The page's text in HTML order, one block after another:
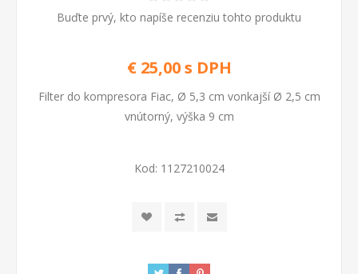
Buďte prvý, kto napíše recenziu tohto produktu
€ 25,00 s DPH
Filter do kompresora Fiac, Ø 5,3 cm vonkajší Ø 2,5 cm
vnútorný, výška 9 cm
Kod: 1127210024